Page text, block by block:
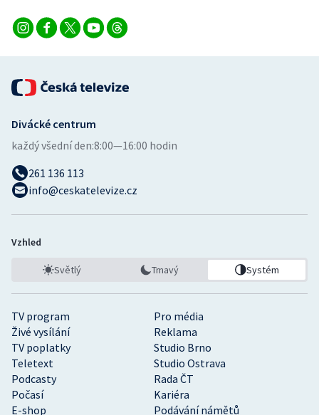
TV program
Pro média
Živé vysílání
Reklama
TV poplatky
Studio Brno
Teletext
Studio Ostrava
Podcasty
Rada ČT
Počasí
Kariéra
E-shop
Podávání námětů
Divácké centrum
každý všední den:8:00—16:00 hodin
261 136 113
info@ceskatelevize.cz
Vzhled
Světlý Tmavý Systém